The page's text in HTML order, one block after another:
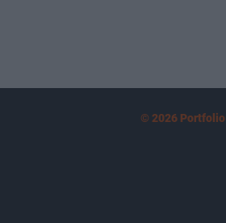
© 2026 Portfolio